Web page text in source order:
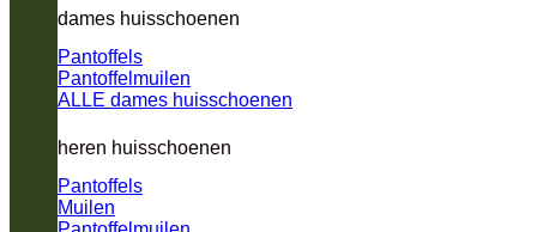
dames huisschoenen
Pantoffels
Pantoffelmuilen
ALLE dames huisschoenen
heren huisschoenen
Pantoffels
Muilen